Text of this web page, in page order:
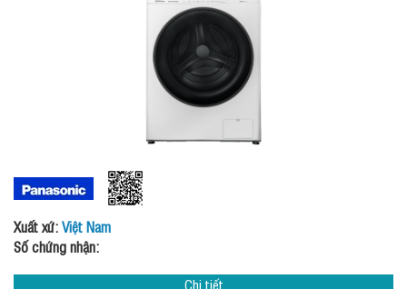
Xuất xứ:Việt Nam
Số chứng nhận:
Chi tiết